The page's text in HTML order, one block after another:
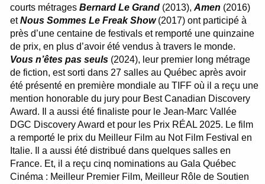
courts métragesBernard Le Grand (2013),Amen (2016)
etNous Sommes Le Freak Show(2017) ont participé à
près d’une centaine de festivals et remporté une quinzaine
de prix, en plus d’avoir été vendus à travers le monde.
Vous n’êtes pas seuls (2024), leur premier long métrage
de fiction, est sorti dans 27 salles au Québec après avoir
été présenté en première mondiale au TIFF où il a reçu une
mention honorable du jury pour Best Canadian Discovery
Award. Il a aussi été finaliste pour le Jean-Marc Vallée
DGC Discovery Award et pour les Prix RÉAL 2025. Le film
a remporté le prix du Meilleur Film au Not Film Festival en
Italie. Il a aussi été distribué dans quelques salles en
France. Et, il a reçu cinq nominations au Gala Québec
Cinéma : Meilleur Premier Film, Meilleur Rôle de Soutien